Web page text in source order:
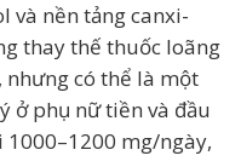
và nền tảng canxi-
thay thế thuốc loãng
nhưng có thể là một
ở phụ nữ tiền và đầu
1000–1200 mg/ngày,